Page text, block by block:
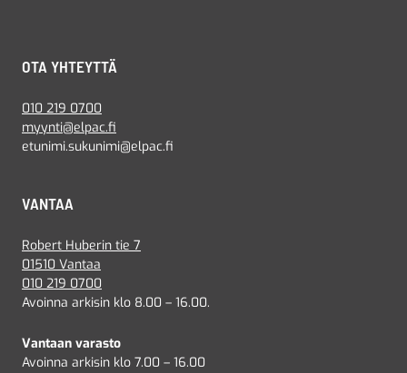
OTA YHTEYTTÄ
010 219 0700
myynti@elpac.fi
etunimi.sukunimi@elpac.fi
VANTAA
Robert Huberin tie 7
01510 Vantaa
010 219 0700
Avoinna arkisin klo 8.00 – 16.00.
Vantaan varasto
Avoinna arkisin klo 7.00 – 16.00